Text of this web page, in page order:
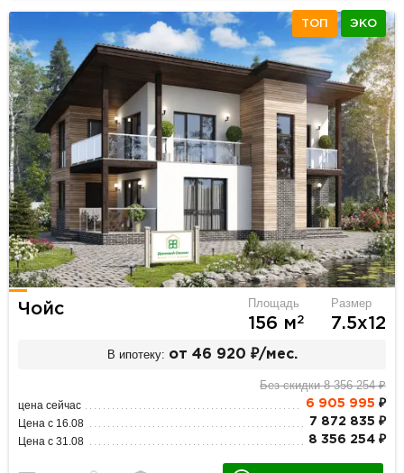
ТОП ЭКО
Чойс Площадь
156 м2
Размер
7.5х12
В ипотеку: от 46 920 ₽/мес.
Без скидки 8 356 254 ₽
цена сейчас 6 905 995 ₽
Цена с 16.08 7 872 835 ₽
Цена с 31.08 8 356 254 ₽